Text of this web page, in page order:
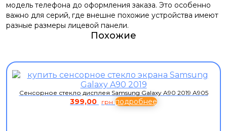
модель телефона до оформления заказа. Это особенно
важно для серий, где внешне похожие устройства имеют
разные размеры лицевой панели.
Похожие
Сенсорное стекло дисплея Samsung Galaxy A90 2019 A905
399,00 грн подробнее